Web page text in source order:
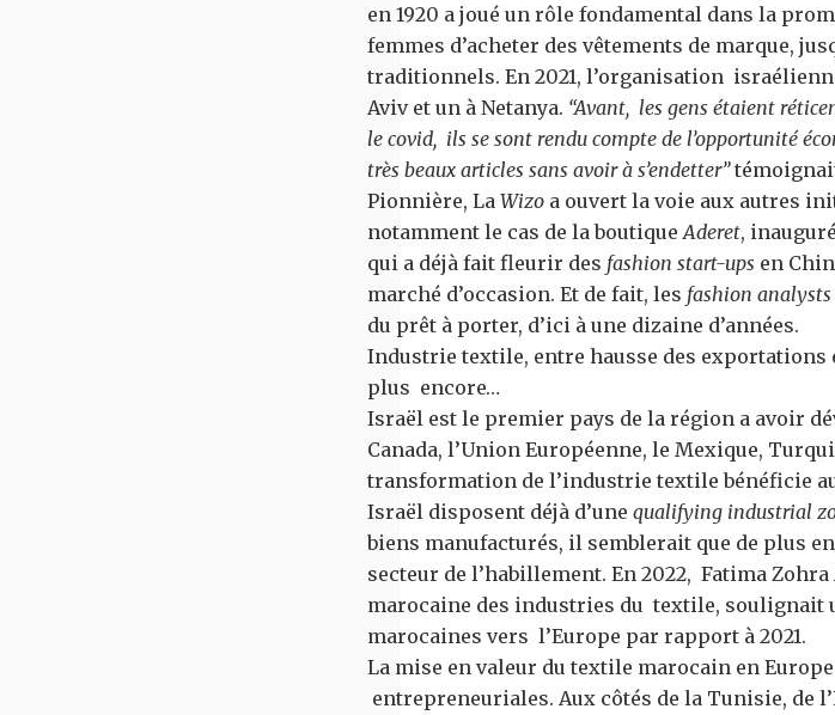
en 1920 a joué un rôle fondamental dans la
femmes d’acheter des vêtements de marque,
traditionnels. En 2021, l’organisation
Aviv et un à Netanya. “Avant, les gens étaient
le covid, ils se sont rendu compte de l’opportunité
très beaux articles sans avoir à s’endetter”
Pionnière, La Wizo a ouvert la voie aux autres
notamment le cas de la boutique Aderet,
qui a déjà fait fleurir des fashion start-ups en
marché d’occasion. Et de fait, les fashion analysts
du prêt à porter, d’ici à une dizaine d’années.
Industrie textile, entre hausse des
plus encore…
Israël est le premier pays de la région a avoir
Canada, l’Union Européenne, le Mexique,
transformation de l’industrie textile bénéficie
Israël disposent déjà d’une qualifying industrial
biens manufacturés, il semblerait que de plus
secteur de l’habillement. En 2022, Fatima
marocaine des industries du textile, soulignait
marocaines vers l’Europe par rapport à 2021.
La mise en valeur du textile marocain en
entrepreneuriales. Aux côtés de la Tunisie, de